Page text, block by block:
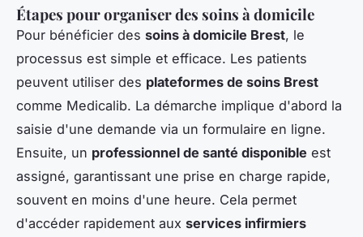
Étapes pour organiser des soins à domicile
Pour bénéficier des soins à domicile Brest, le
processus est simple et efficace. Les patients
peuvent utiliser des plateformes de soins Brest
comme Medicalib. La démarche implique d'abord la
saisie d'une demande via un formulaire en ligne.
Ensuite, un professionnel de santé disponible est
assigné, garantissant une prise en charge rapide,
souvent en moins d'une heure. Cela permet
d'accéder rapidement aux services infirmiers